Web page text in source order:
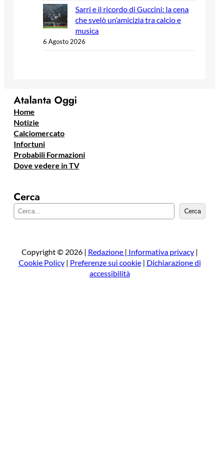
Sarri e il ricordo di Guccini: la cena
che svelò un’amicizia tra calcio e
musica
6 Agosto 2026
Atalanta Oggi
Home
Notizie
Calciomercato
Infortuni
Probabili Formazioni
Dove vedere in TV
Cerca
e
a
Cerca
Copyright © 2026 | Redazione | Informativa privacy|
Cookie Policy| Preferenze sui cookie| Dichiarazione di
accessibilità